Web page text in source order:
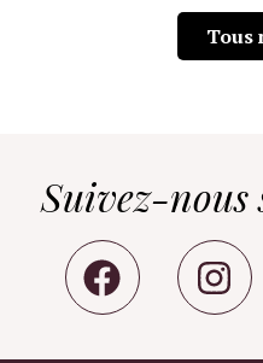
Tous
Suivez-nous